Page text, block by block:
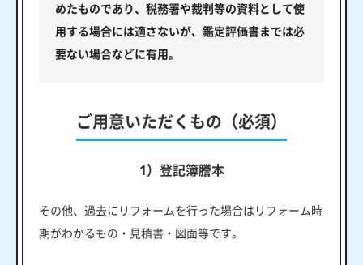
めたものであり、税務署や裁判等の資料として使
用する場合には適さないが、鑑定評価書までは必
要ない場合などに有用。
ご用意いただくもの（必須）
1）登記簿謄本
その他、過去にリフォームを行った場合はリフォーム時
期がわかるもの・見積書・図面等です。